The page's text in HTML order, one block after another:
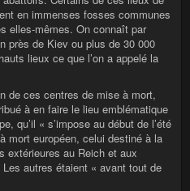
en immenses fosses communes
elles-mêmes. On connaît par
près de Kiev ou plus de 30 000
lieux ce que l’on a appelé la
de ces centres de mise à mort,
à en faire le lieu emblématique
qu’il « s’impose au début de l’été
mort européen, celui destiné à la
extérieures au Reich et aux
autres étaient « avant tout de